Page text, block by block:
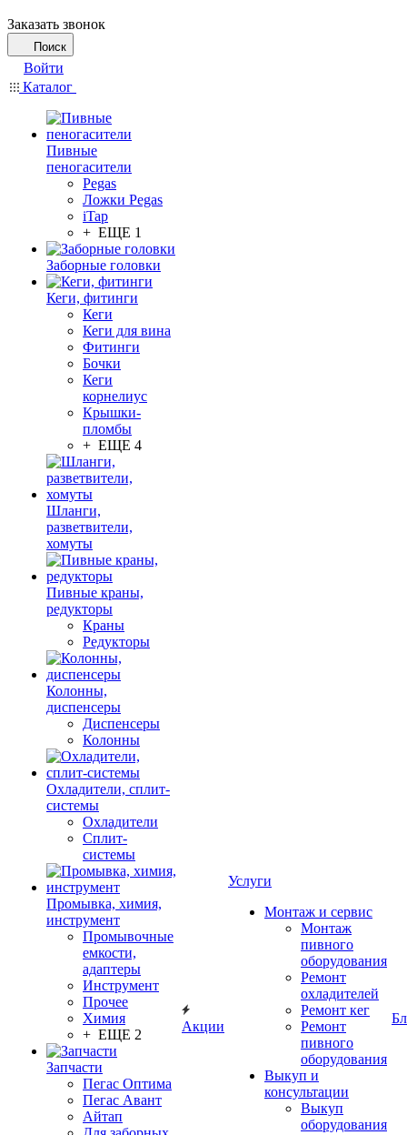
Заказать звонок
Поиск
Войти
Каталог
Пивные
пеногасители
Pegas
Ложки Pegas
iTap
+ ЕЩЕ 1
Заборные головки
Кеги, фитинги
Кеги
Кеги для вина
Фитинги
Бочки
Кеги
корнелиус
Крышки-
пломбы
+ ЕЩЕ 4
Шланги,
разветвители,
хомуты
Пивные краны,
редукторы
Краны
Редукторы
Колонны,
диспенсеры
Диспенсеры
Колонны
Охладители, сплит-
системы
Охладители
Сплит-
системы
Промывка, химия,
инструмент
Промывочные
емкости,
адаптеры
Инструмент
Прочее
Химия
+ ЕЩЕ 2
Запчасти
Пегас Оптима
Пегас Авант
Айтап
Акции
Услуги
Монтаж и сервис
Монтаж
пивного
оборудования
Ремонт
охладителей
Ремонт кег
Ремонт
пивного
оборудования
Выкуп и
консультации
Выкуп
оборудования